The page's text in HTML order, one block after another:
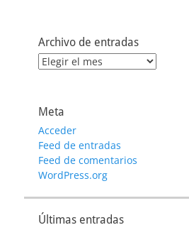
Archivo de entradas
Archivo
Meta
Acceder
Feed de entradas
Feed de comentarios
WordPress.org
Últimas entradas